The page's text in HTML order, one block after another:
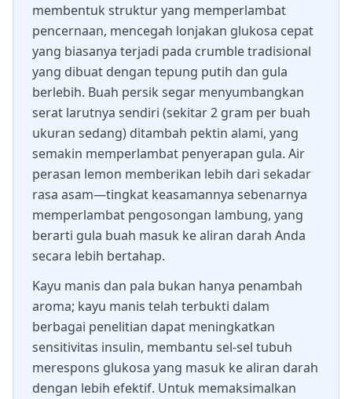
membentuk struktur yang memperlambat
pencernaan, mencegah lonjakan glukosa cepat
yang biasanya terjadi pada crumble tradisional
yang dibuat dengan tepung putih dan gula
berlebih. Buah persik segar menyumbangkan
serat larutnya sendiri (sekitar 2 gram per buah
ukuran sedang) ditambah pektin alami, yang
semakin memperlambat penyerapan gula. Air
perasan lemon memberikan lebih dari sekadar
rasa asam—tingkat keasamannya sebenarnya
memperlambat pengosongan lambung, yang
berarti gula buah masuk ke aliran darah Anda
secara lebih bertahap.
Kayu manis dan pala bukan hanya penambah
aroma; kayu manis telah terbukti dalam
berbagai penelitian dapat meningkatkan
sensitivitas insulin, membantu sel-sel tubuh
merespons glukosa yang masuk ke aliran darah
dengan lebih efektif. Untuk memaksimalkan